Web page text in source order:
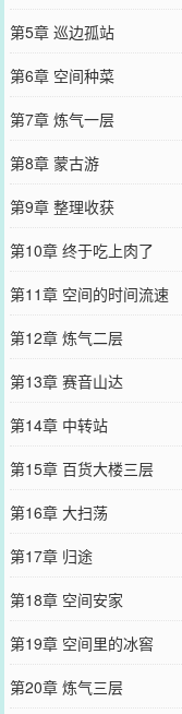
第5章 巡边孤站
第6章 空间种菜
第7章 炼气一层
第8章 蒙古游
第9章 整理收获
第10章 终于吃上肉了
第11章 空间的时间流速
第12章 炼气二层
第13章 赛音山达
第14章 中转站
第15章 百货大楼三层
第16章 大扫荡
第17章 归途
第18章 空间安家
第19章 空间里的冰窖
第20章 炼气三层